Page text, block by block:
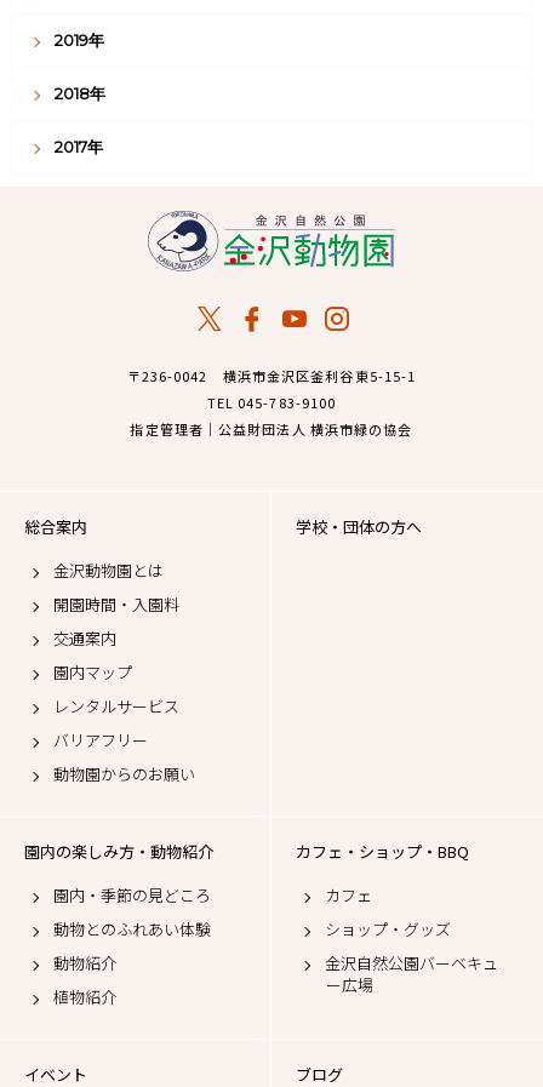
2019年
2018年
2017年
〒236-0042 横浜市金沢区釜利谷東5-15-1
TEL 045-783-9100
指定管理者｜公益財団法人 横浜市緑の協会
総合案内
金沢動物園とは
開園時間・入園料
交通案内
園内マップ
レンタルサービス
バリアフリー
動物園からのお願い
学校・団体の方へ
園内の楽しみ方・動物紹介
園内・季節の見どころ
動物とのふれあい体験
動物紹介
植物紹介
カフェ・ショップ・BBQ
カフェ
ショップ・グッズ
金沢自然公園バーベキュ
ー広場
イベント
ブログ